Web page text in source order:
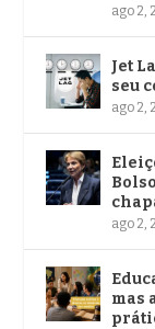
ago 2,
Jet
seu
ago 2,
ago 2,
mas